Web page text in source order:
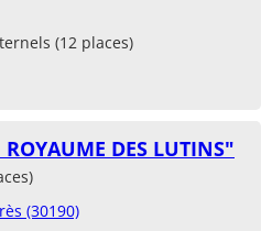
(12 places)
DES LUTINS"
(30190)